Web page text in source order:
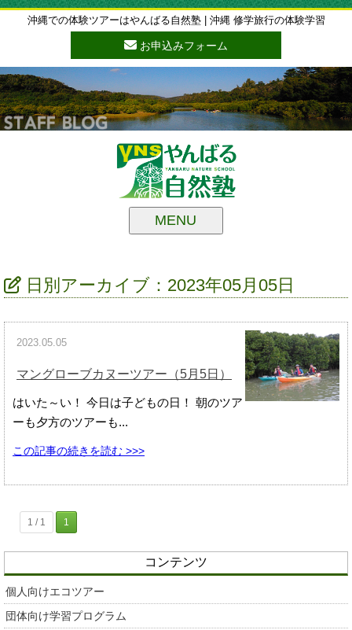
沖縄での体験ツアーはやんばる自然塾 | 沖縄 修学旅行の体験学習
お申込みフォーム
MENU
日別アーカイブ：2023年05月05日
2023.05.05
マングローブカヌーツアー（5月5日）
はいた～い！ 今日は子どもの日！ 朝のツア
ーも夕方のツアーも...
この記事の続きを読む >>>
1 / 1 1
コンテンツ
個人向けエコツアー
団体向け学習プログラム